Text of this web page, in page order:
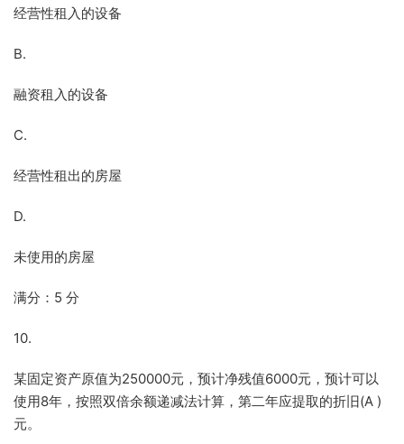
经营性租入的设备
B.
融资租入的设备
C.
经营性租出的房屋
D.
未使用的房屋
满分：5 分
10.
某固定资产原值为250000元，预计净残值6000元，预计可以
使用8年，按照双倍余额递减法计算，第二年应提取的折旧(A )
元。